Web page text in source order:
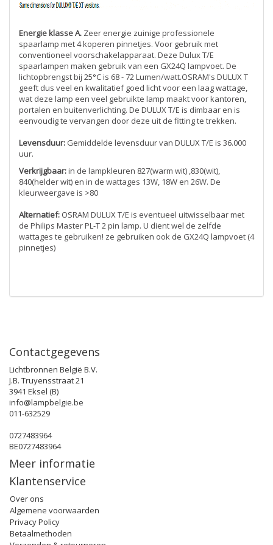
Energie klasse A. Zeer energie zuinige professionele
spaarlamp met 4 koperen pinnetjes. Voor gebruik met
conventioneel voorschakelapparaat. Deze Dulux T/E
spaarlampen maken gebruik van een GX24Q lampvoet. De
lichtopbrengst bij 25°C is 68 - 72 Lumen/watt.OSRAM's DULUX T
geeft dus veel en kwalitatief goed licht voor een laag wattage,
wat deze lamp een veel gebruikte lamp maakt voor kantoren,
portalen en buitenverlichting. De DULUX T/E is dimbaar en is
eenvoudig te vervangen door deze uit de fitting te trekken.
Levensduur: Gemiddelde levensduur van DULUX T/E is 36.000
uur.
Verkrijgbaar:in de lampkleuren 827(warm wit) ,830(wit),
840(helder wit) en in de wattages 13W, 18W en 26W. De
kleurweergave is >80
Alternatief: OSRAM DULUX T/E is eventueel uitwisselbaar met
de Philips Master PL-T 2 pin lamp. U dient wel de zelfde
wattages te gebruiken! ze gebruiken ook de GX24Q lampvoet (4
pinnetjes)
Contactgegevens
Lichtbronnen België B.V.
J.B. Truyensstraat 21
3941 Eksel (B)
info@lampbelgie.be
011-632529
0727483964
BE0727483964
Meer informatie
Klantenservice
Over ons
Algemene voorwaarden
Privacy Policy
Betaalmethoden